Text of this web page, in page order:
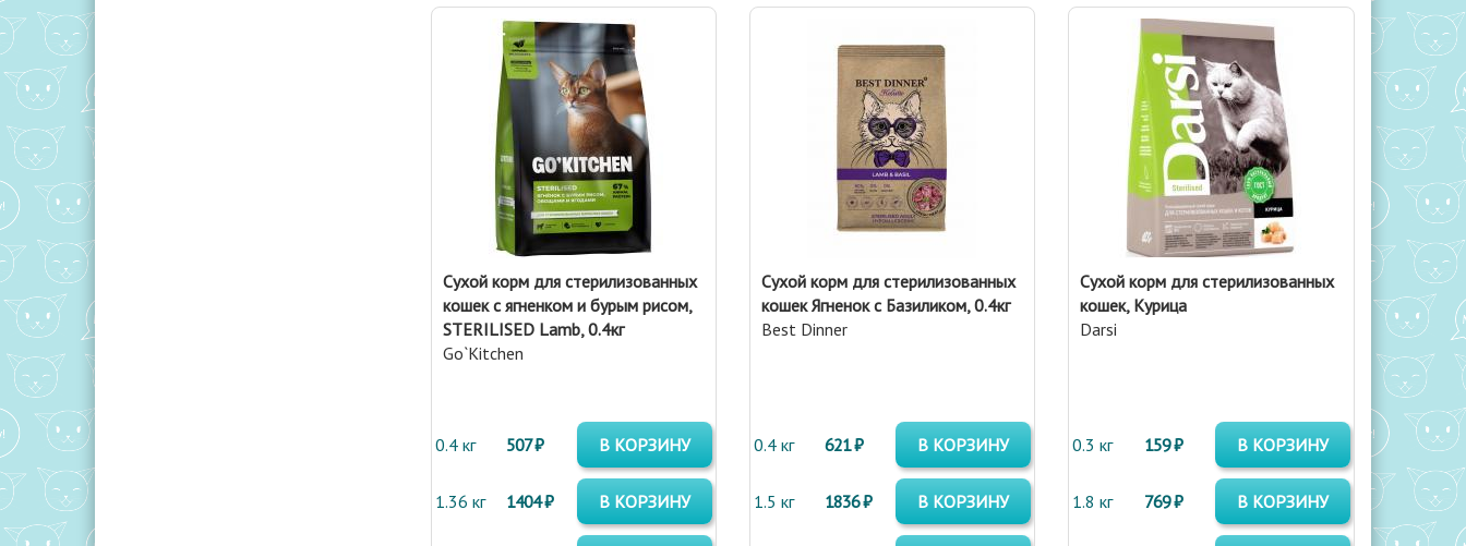
Сухой корм для стерилизованных
кошек с ягненком и бурым рисом,
STERILISED Lamb, 0.4кг
Go`Kitchen
0.4 кг 507 ₽ В КОРЗИНУ
1.36 кг 1404 ₽ В КОРЗИНУ
Сухой корм для стерилизованных
кошек Ягненок с Базиликом, 0.4кг
Best Dinner
0.4 кг 621 ₽ В КОРЗИНУ
1.5 кг 1836 ₽ В КОРЗИНУ
Сухой корм для стерилизованных
кошек, Курица
Darsi
0.3 кг 159 ₽ В КОРЗИНУ
1.8 кг 769 ₽ В КОРЗИНУ